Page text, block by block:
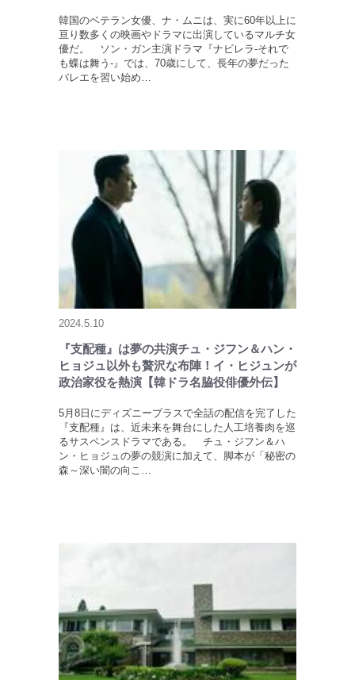
韓国のベテラン女優、ナ・ムニは、実に60年以上に
亘り数多くの映画やドラマに出演しているマルチ女
優だ。 ソン・ガン主演ドラマ『ナビレラ-それで
も蝶は舞う-』では、70歳にして、長年の夢だった
バレエを習い始め…
2024.5.10
『支配種』は夢の共演チュ・ジフン＆ハン・
ヒョジュ以外も贅沢な布陣！イ・ヒジュンが
政治家役を熱演【韓ドラ名脇役俳優外伝】
5月8日にディズニープラスで全話の配信を完了した
『支配種』は、近未来を舞台にした人工培養肉を巡
るサスペンスドラマである。 チュ・ジフン＆ハ
ン・ヒョジュの夢の競演に加えて、脚本が「秘密の
森～深い闇の向こ…